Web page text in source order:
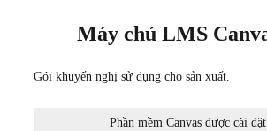
Máy chủ LMS
Gói khuyến nghị sử dụng cho sản xuất.
Phần mềm Canvas được cài